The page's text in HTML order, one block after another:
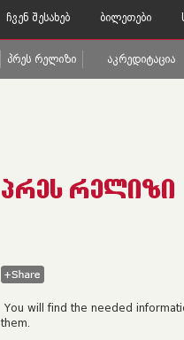
Ჩვენ Შესახებ Ბილეთები
Პრეს Რელიზი Აკრედიტაცია
ᲞᲠᲔᲡ ᲠᲔᲚᲘᲖᲘ
You will find the needed
them.